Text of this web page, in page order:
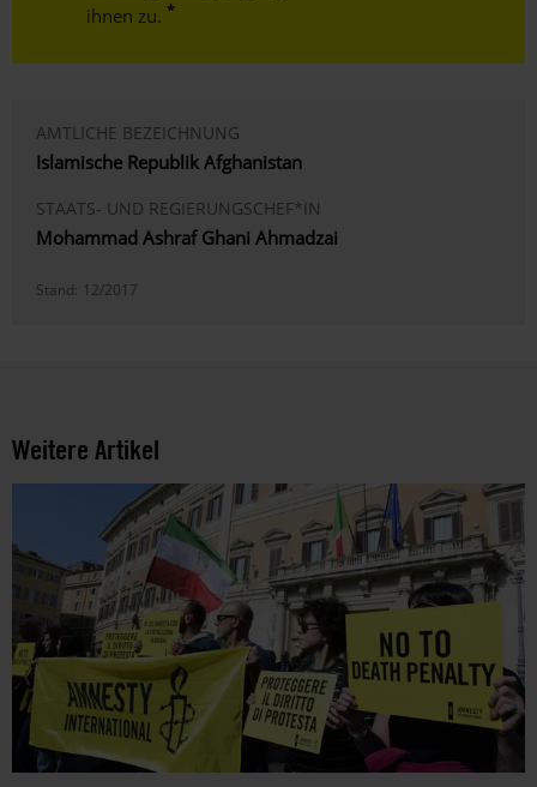
ihnen zu.
AMTLICHE BEZEICHNUNG
Islamische Republik Afghanistan
STAATS- UND REGIERUNGSCHEF*IN
Mohammad Ashraf Ghani Ahmadzai
Stand: 12/2017
Weitere Artikel